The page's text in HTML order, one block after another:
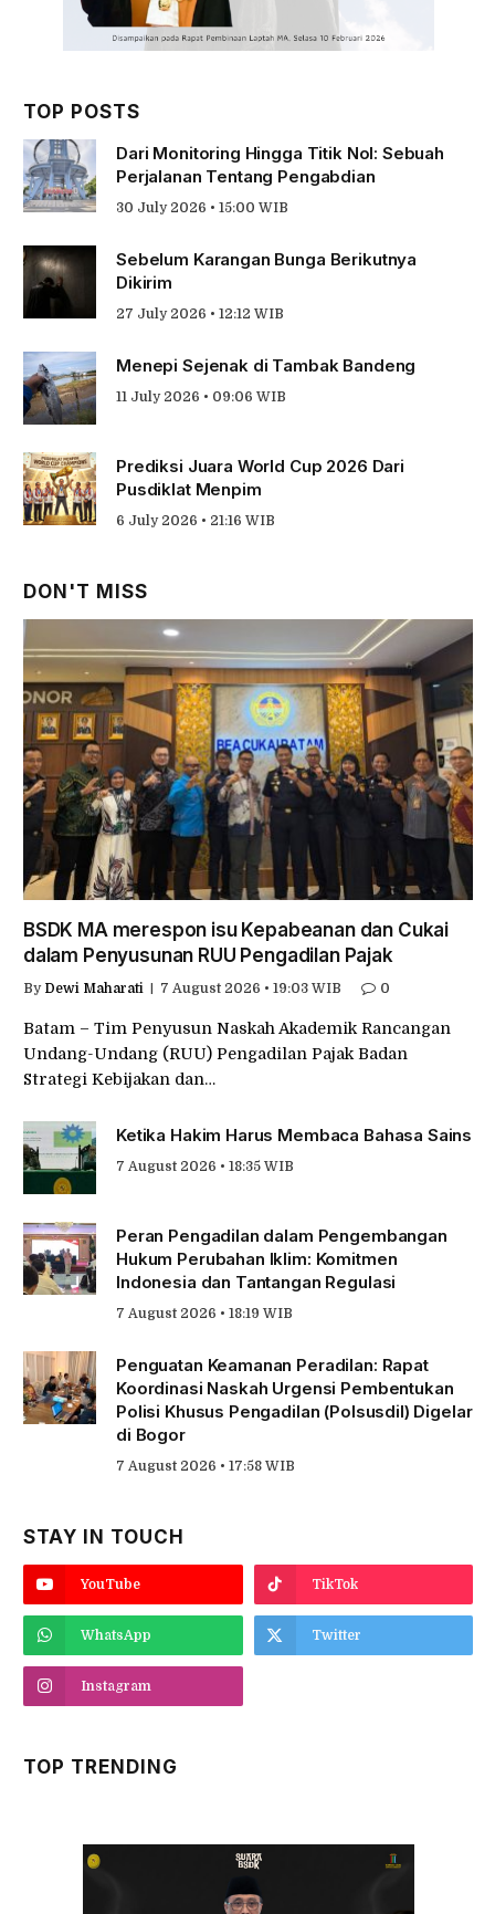
TOP POSTS
Dari Monitoring Hingga Titik Nol: Sebuah
Perjalanan Tentang Pengabdian
30 July 2026 • 15:00 WIB
Sebelum Karangan Bunga Berikutnya
Dikirim
27 July 2026 • 12:12 WIB
Menepi Sejenak di Tambak Bandeng
11 July 2026 • 09:06 WIB
Prediksi Juara World Cup 2026 Dari
Pusdiklat Menpim
6 July 2026 • 21:16 WIB
DON'T MISS
BSDK MA merespon isu Kepabeanan dan Cukai
dalam Penyusunan RUU Pengadilan Pajak
By Dewi Maharati 7 August 2026 • 19:03 WIB 0
Batam – Tim Penyusun Naskah Akademik Rancangan
Undang-Undang (RUU) Pengadilan Pajak Badan
Strategi Kebijakan dan…
Ketika Hakim Harus Membaca Bahasa Sains
7 August 2026 • 18:35 WIB
Peran Pengadilan dalam Pengembangan
Hukum Perubahan Iklim: Komitmen
Indonesia dan Tantangan Regulasi
7 August 2026 • 18:19 WIB
Penguatan Keamanan Peradilan: Rapat
Koordinasi Naskah Urgensi Pembentukan
Polisi Khusus Pengadilan (Polsusdil) Digelar
di Bogor
7 August 2026 • 17:58 WIB
STAY IN TOUCH
YouTube TikTok
WhatsApp Twitter
Instagram
TOP TRENDING